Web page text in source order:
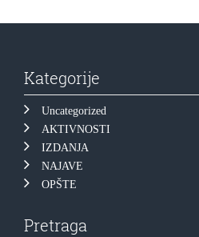
Kategorije
Uncategorized
AKTIVNOSTI
IZDANJA
NAJAVE
OPŠTE
Pretraga